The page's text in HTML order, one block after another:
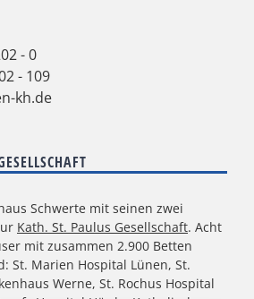
- 0
- 109
kh.de
Schwerte mit seinen zwei
Kath. St. Paulus Gesellschaft. Acht
mit zusammen 2.900 Betten
St. Marien Hospital Lünen, St.
Werne, St. Rochus Hospital